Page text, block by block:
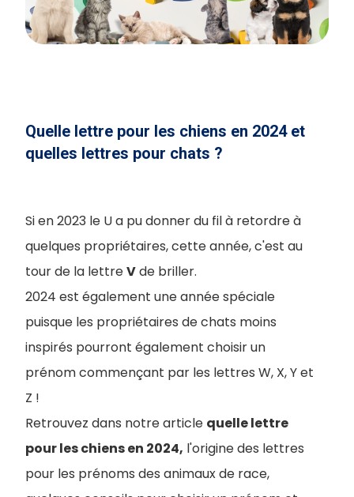
Quelle lettre pour les chiens en 2024 et
quelles lettres pour chats ?
Si en 2023 le U a pu donner du fil à retordre à
quelques propriétaires, cette année, c'est au
tour de la lettreVde briller.
2024 est également une année spéciale
puisque les propriétaires de chats moins
inspirés pourront également choisir un
prénom commençant par les lettres W, X, Y et
Z !
Retrouvez dans notre article quelle lettre
pour les chiens en 2024, l'origine des lettres
pour les prénoms des animaux de race,